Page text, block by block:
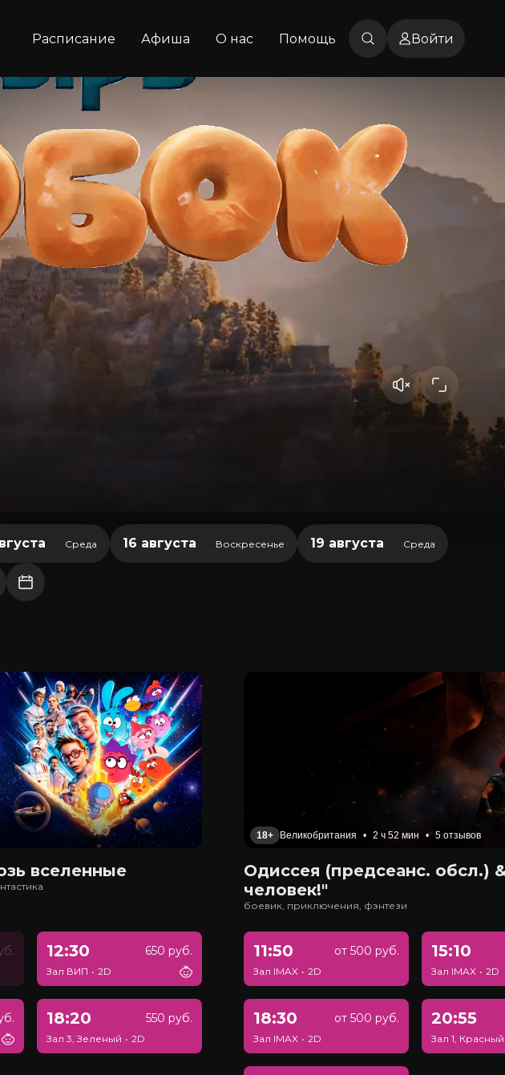
Расписание Афиша О нас Помощь Войти
Среда 16 августа Воскресенье 19 августа Среда
вселенные
12:30 650 руб.
Зал ВИП • 2D
18:20 550 руб.
Зал 3, Зеленый • 2D
18+ Великобритания • 2 ч 52 мин • 5 отзывов
Одиссея (предсеанс. обсл.)
человек!"
боевик, приключения, фэнтези
11:50 от 500 руб.
Зал IMAX • 2D
15:10
Зал IMAX • 2D
18:30 от 500 руб.
Зал IMAX • 2D
20:55
Зал 1, Красный